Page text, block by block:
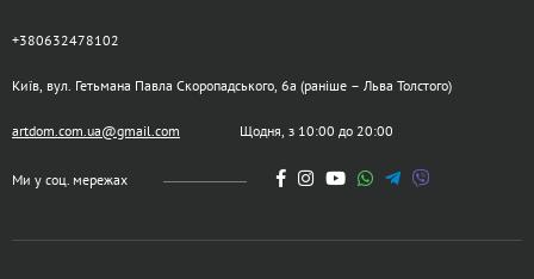
+380632478102
Київ, вул. Гетьмана Павла Скоропадського, 6а (раніше – Льва Толстого)
artdom.com.ua@gmail.com Щодня, з 10:00 до 20:00
Ми у соц. мережах